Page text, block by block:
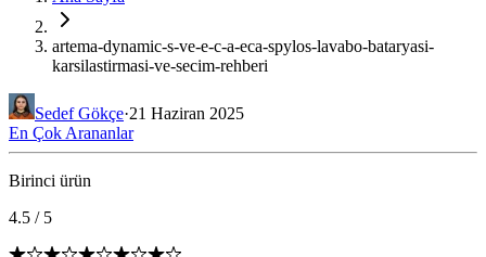
artema-dynamic-s-ve-e-c-a-eca-spylos-lavabo-bataryasi-
karsilastirmasi-ve-secim-rehberi
Sedef Gökçe·21 Haziran 2025
En Çok Arananlar
Birinci ürün
4.5 / 5